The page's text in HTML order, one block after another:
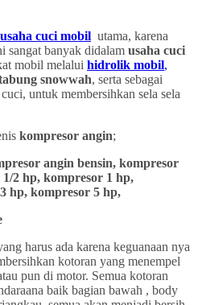
cuci mobil utama, karena
sangat banyak didalam usaha cuci
mobil melalui hidrolik mobil,
snowwah, serta sebagai
untuk membersihkan sela sela
kompresor angin;
angin bensin, kompresor
2 hp, kompresor 1 hp,
hp, kompresor 5 hp,
harus ada karena keguanaan nya
kotoran yang menempel
pun di motor. Semua kotoran
baik bagian bawah , body